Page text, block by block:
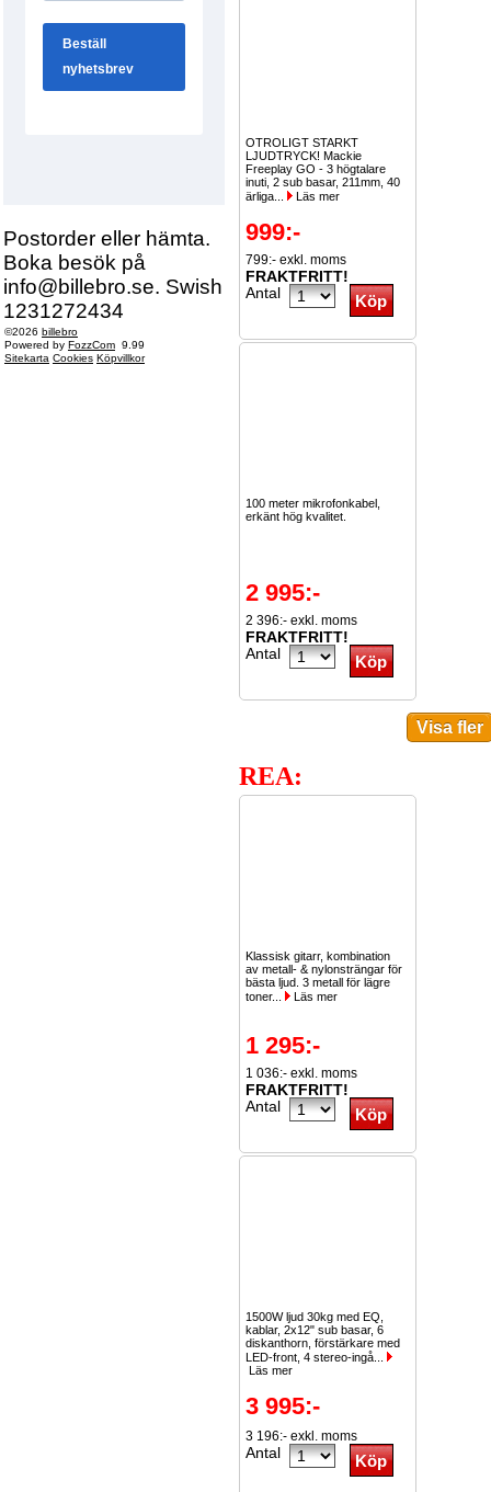
Postorder eller hämta.
Boka besök på
info@billebro.se. Swish
1231272434
©2026 billebro
Powered by FozzCom 9.99
Sitekarta Cookies Köpvillkor
OTROLIGT STARKT
LJUDTRYCK! Mackie
Freeplay GO - 3 högtalare
inuti, 2 sub basar, 211mm, 40
ärliga...
Läs mer
999:-
799:- exkl. moms
FRAKTFRITT!
Antal
100 meter mikrofonkabel,
erkänt hög kvalitet.
2 995:-
2 396:- exkl. moms
FRAKTFRITT!
Antal
REA:
Klassisk gitarr, kombination
av metall- & nylonsträngar för
bästa ljud. 3 metall för lägre
toner...
Läs mer
1 295:-
1 036:- exkl. moms
FRAKTFRITT!
Antal
1500W ljud 30kg med EQ,
kablar, 2x12" sub basar, 6
diskanthorn, förstärkare med
LED-front, 4 stereo-ingå...
Läs mer
3 995:-
3 196:- exkl. moms
Antal